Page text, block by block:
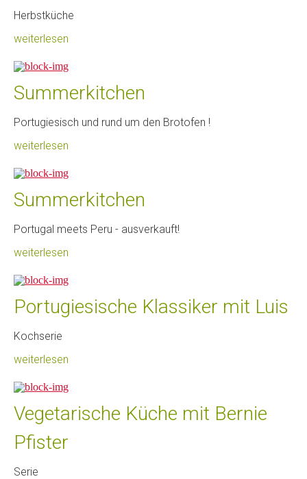
Herbstküche
weiterlesen
Summerkitchen
Portugiesisch und rund um den Brotofen !
weiterlesen
Summerkitchen
Portugal meets Peru - ausverkauft!
weiterlesen
Portugiesische Klassiker mit Luis
Kochserie
weiterlesen
Vegetarische Küche mit Bernie
Pfister
Serie